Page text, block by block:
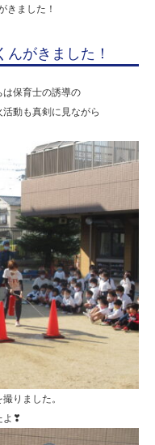
きました！
んがきました！
保育士の誘導の
動も真剣に見ながら
りました。
よ❣